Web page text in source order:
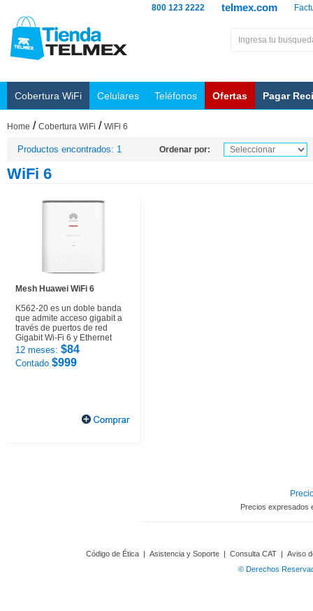
telmex.com
800 123 2222
Cobertura WiFi Celulares Teléfonos Ofertas Pagar
Home / Cobertura WiFi / WiFi 6
Productos encontrados: 1 Ordenar por:
WiFi 6
Mesh Huawei WiFi 6
K562-20 es un doble banda
que admite acceso gigabit a
través de puertos de red
Gigabit Wi-Fi 6 y Ethernet
12 meses: $84
Contado $999
Precios expresados
Código de Ética | Asistencia y Soporte | Consulta CAT | Aviso
© Derechos